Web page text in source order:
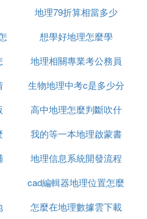
擴展閱讀：
場所的秩序，服從考試工
理由妨礙考試工作人員履
及其他考試工作場所的秩
生憑准考證、身份證在考
證、身份證放在桌面的左
養
地理79折算相當多少
想學好地理怎麼學
地理相關專業考公務員
可以考什麼
生物地理中考c是多少分
高中地理怎麼判斷吹什
麼風
我的等一本地理啟蒙書
多少元書
地理信息系統開發流程
是什麼
cad編輯器地理位置怎麼
編輯
怎麼在地理數據雲下載